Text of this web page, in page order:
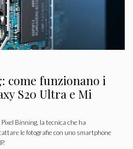
come funzionano i
S20 Ultra e Mi
Binning, la tecnica che ha
le fotografie con uno smartphone